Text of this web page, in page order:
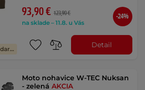
Výmena veľkosti zadarmo
93,90 € 123,90 €
na sklade – 11.8. u Vás
-24%
Detail
Moto nohavice W-TEC Nuksan
- zelenáAKCIA